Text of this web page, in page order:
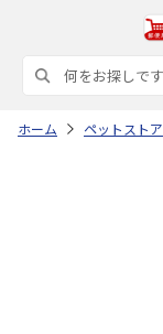
ホーム ペットストア